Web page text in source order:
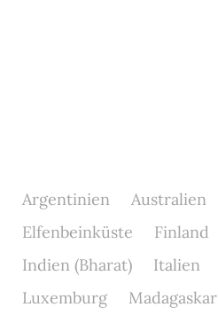
Argentinien Australien
Elfenbeinküste
Finland
Indien (Bharat)
Italien
Luxemburg
Madagaskar